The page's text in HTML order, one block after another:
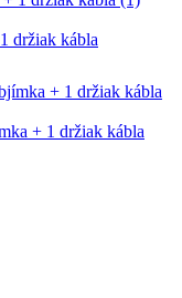
držiak kábla
+ 1 držiak kábla